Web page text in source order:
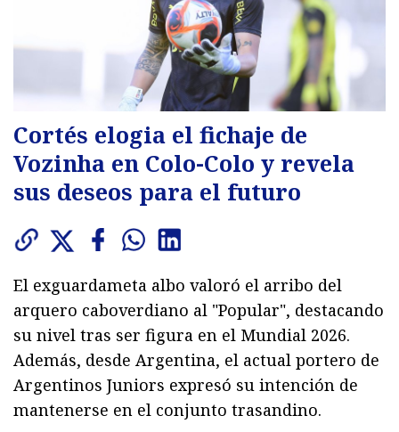
Cortés elogia el fichaje de
Vozinha en Colo-Colo y revela
sus deseos para el futuro
El exguardameta albo valoró el arribo del
arquero caboverdiano al "Popular", destacando
su nivel tras ser figura en el Mundial 2026.
Además, desde Argentina, el actual portero de
Argentinos Juniors expresó su intención de
mantenerse en el conjunto trasandino.